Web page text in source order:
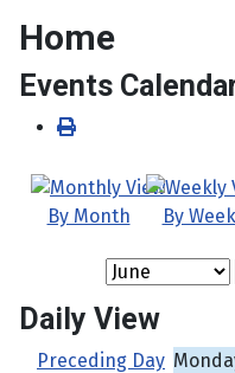
Home
Events
By Month By Week
Daily View
Preceding Day